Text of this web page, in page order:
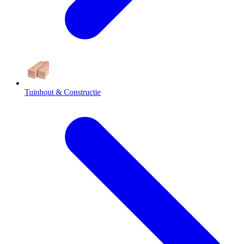
Tuinhout & Constructie